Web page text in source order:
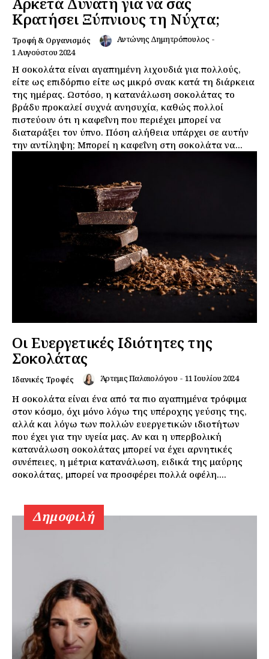
Εγγραφείτε τώρα!
Daily Food
Σχετικά με εμάς
Αποποίηση Ευθυνών
Ο λογαριασμός μου
Επικοινωνία
Κρατήσει Ξύπνιους τη Νύχτα;
Τροφή & Οργανισμός Αντώνης Δημητρόπουλος -
1 Αυγούστου 2024
Η σοκολάτα είναι αγαπημένη λιχουδιά για πολλούς,
είτε ως επιδόρπιο είτε ως μικρό σνακ κατά τη διάρκεια
της ημέρας. Ωστόσο, η κατανάλωση σοκολάτας το
βράδυ προκαλεί συχνά ανησυχία, καθώς πολλοί
πιστεύουν ότι η καφεΐνη που περιέχει μπορεί να
διαταράξει τον ύπνο. Πόση αλήθεια υπάρχει σε αυτήν
την αντίληψη; Μπορεί η καφεΐνη στη σοκολάτα να...
Οι Ευεργετικές Ιδιότητες της
Σοκολάτας
Ιδανικές Τροφές Άρτεμις Παλαιολόγου - 11 Ιουλίου 2024
Η σοκολάτα είναι ένα από τα πιο αγαπημένα τρόφιμα
στον κόσμο, όχι μόνο λόγω της υπέροχης γεύσης της,
αλλά και λόγω των πολλών ευεργετικών ιδιοτήτων
που έχει για την υγεία μας. Αν και η υπερβολική
κατανάλωση σοκολάτας μπορεί να έχει αρνητικές
συνέπειες, η μέτρια κατανάλωση, ειδικά της μαύρης
σοκολάτας, μπορεί να προσφέρει πολλά οφέλη....
Δημοφιλή